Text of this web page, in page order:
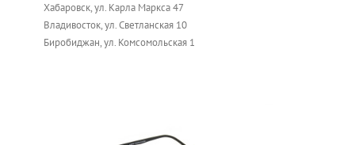
Хабаровск, ул. Карла Маркса 47
Владивосток, ул. Светланская 10
Биробиджан, ул. Комсомольская 1